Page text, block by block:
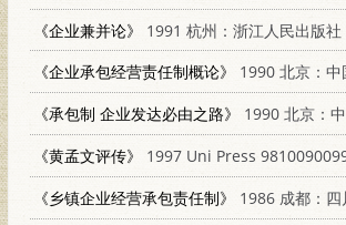
《企业兼并论》
1991 杭州：浙江人民出版社
《企业承包经营责任制概论》
1990 北京：中国财政经济出版社
《承包制 企业发达必由之路》
1990 北京：中国经济出版社
《黄孟文评传》
1997 Uni Press
《乡镇企业经营承包责任制》
1986 成都：四川科学技术出版社